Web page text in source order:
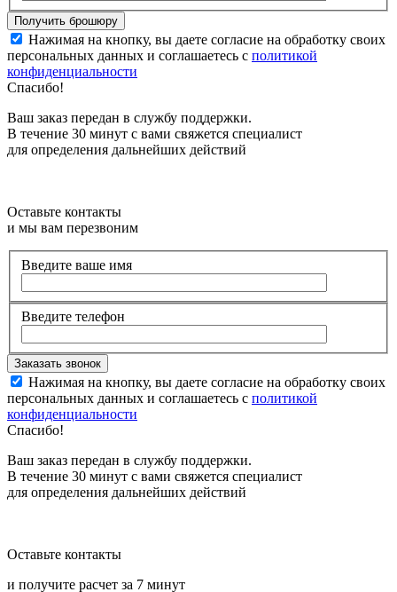
Нажимая на кнопку, вы даете согласие на обработку своих
персональных данных и соглашаетесь с политикой
конфиденциальности
Спасибо!
Ваш заказ передан в службу поддержки.
В течение 30 минут с вами свяжется специалист
для определения дальнейших действий
Оставьте контакты
и мы вам перезвоним
Введите ваше имя
Введите телефон
Нажимая на кнопку, вы даете согласие на обработку своих
персональных данных и соглашаетесь с политикой
конфиденциальности
Спасибо!
Ваш заказ передан в службу поддержки.
В течение 30 минут с вами свяжется специалист
для определения дальнейших действий
Оставьте контакты
и получите расчет за 7 минут